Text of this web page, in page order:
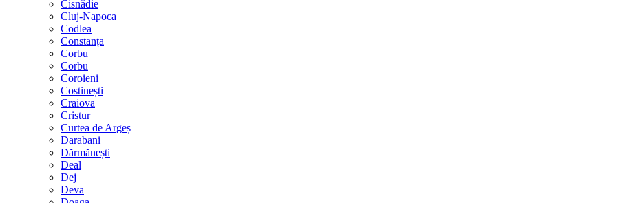
Cisnădie
Cluj-Napoca
Codlea
Constanța
Corbu
Corbu
Coroieni
Costinești
Craiova
Cristur
Curtea de Argeș
Darabani
Dărmănești
Deal
Dej
Deva